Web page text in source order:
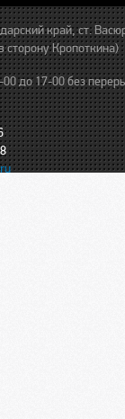
край, ст.
сторону Кропоткина)
до 17-00 без